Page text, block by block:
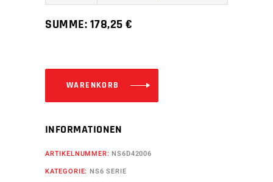
SUMME:178,25€
WARENKORB
INFORMATIONEN
ARTIKELNUMMER:NS6D42006
KATEGORIE:NS6 SERIE